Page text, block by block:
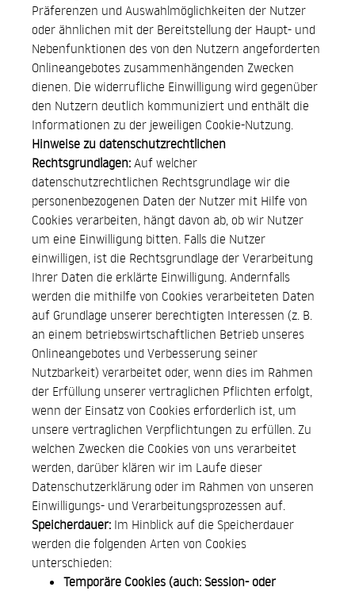
Präferenzen und Auswahlmöglichkeiten der Nutzer
oder ähnlichen mit der Bereitstellung der Haupt- und
Nebenfunktionen des von den Nutzern angeforderten
Onlineangebotes zusammenhängenden Zwecken
dienen. Die widerrufliche Einwilligung wird gegenüber
den Nutzern deutlich kommuniziert und enthält die
Informationen zu der jeweiligen Cookie-Nutzung.
Hinweise zu datenschutzrechtlichen
Rechtsgrundlagen: Auf welcher
datenschutzrechtlichen Rechtsgrundlage wir die
personenbezogenen Daten der Nutzer mit Hilfe von
Cookies verarbeiten, hängt davon ab, ob wir Nutzer
um eine Einwilligung bitten. Falls die Nutzer
einwilligen, ist die Rechtsgrundlage der Verarbeitung
Ihrer Daten die erklärte Einwilligung. Andernfalls
werden die mithilfe von Cookies verarbeiteten Daten
auf Grundlage unserer berechtigten Interessen (z. B.
an einem betriebswirtschaftlichen Betrieb unseres
Onlineangebotes und Verbesserung seiner
Nutzbarkeit) verarbeitet oder, wenn dies im Rahmen
der Erfüllung unserer vertraglichen Pflichten erfolgt,
wenn der Einsatz von Cookies erforderlich ist, um
unsere vertraglichen Verpflichtungen zu erfüllen. Zu
welchen Zwecken die Cookies von uns verarbeitet
werden, darüber klären wir im Laufe dieser
Datenschutzerklärung oder im Rahmen von unseren
Einwilligungs- und Verarbeitungsprozessen auf.
Speicherdauer: Im Hinblick auf die Speicherdauer
werden die folgenden Arten von Cookies
unterschieden:
Temporäre Cookies (auch: Session- oder